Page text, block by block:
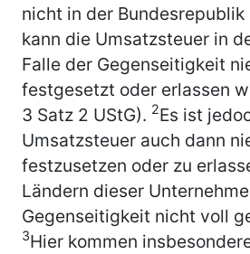
nicht in der
kann die Umsatzsteuer in
Falle der Gegenseitigkeit
festgesetzt oder erlassen
3 Satz 2 UStG). 2Es ist
Umsatzsteuer auch dann
festzusetzen oder zu
Ländern dieser
Gegenseitigkeit nicht voll
3Hier kommen